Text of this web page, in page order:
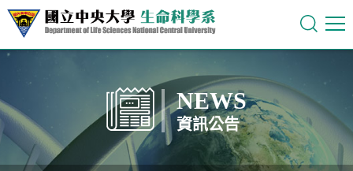
NEWS
資訊公告